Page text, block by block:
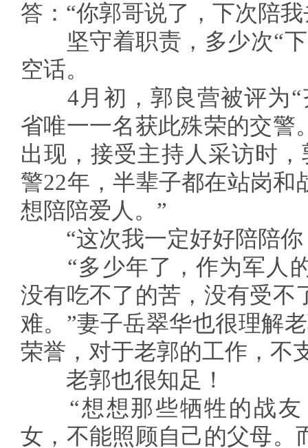
答：“你郭哥说了，下次陪
坚守着职责，多少次“下
空话。
4月初，郭良营被评为“
省唯一一名获此殊荣的交警
出现，接受主持人采访时
警22年，半辈子都在站岗
想陪陪爱人。”
“这次我一定好好陪陪你
“多少年了，作为军人的
没有吃不了的苦，没有受不
难。”妻子岳翠华也很理解
荣誉，对于老郭的工作，不
老郭也很知足！
“想想那些牺牲的战友
女，不能照顾自己的父母。